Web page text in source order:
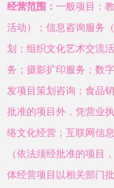
经营范围： 一般项目：
活动）；信息咨询服务
划；组织文化艺术交流
务；摄影扩印服务；数
发项目策划咨询；食品
批准的项目外，凭营业
络文化经营；互联网信
（依法须经批准的项目
体经营项目以相关部门